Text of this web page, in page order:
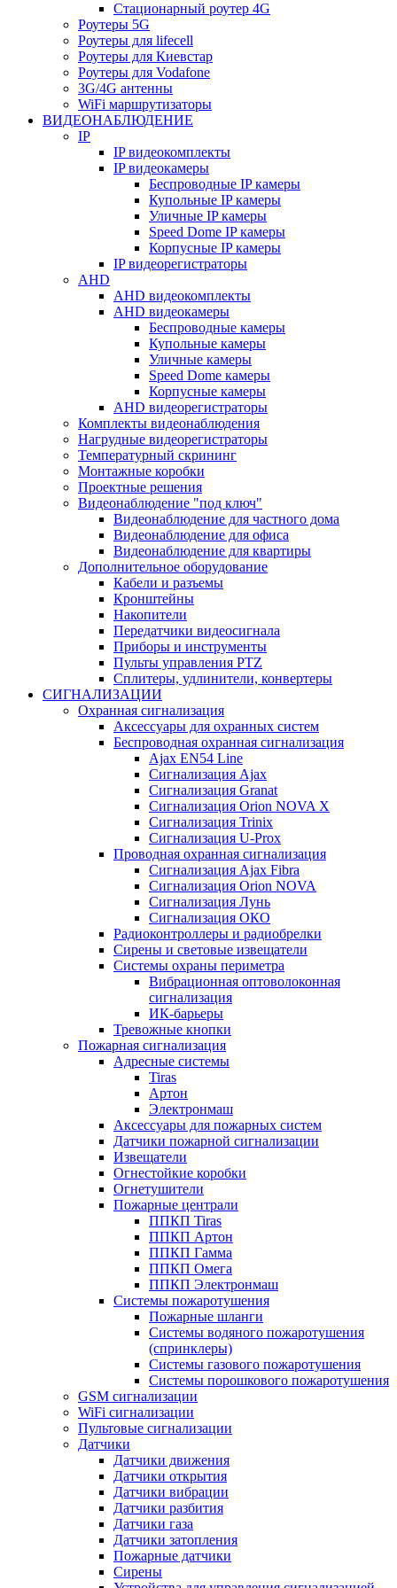
Стационарный роутер 4G
Роутеры 5G
Роутеры для lifecell
Роутеры для Киевстар
Роутеры для Vodafone
3G/4G антенны
WiFi маршрутизаторы
ВИДЕОНАБЛЮДЕНИЕ
IP
IP видеокомплекты
IP видеокамеры
Беспроводные IP камеры
Купольные IP камеры
Уличные IP камеры
Speed Dome IP камеры
Корпусные IP камеры
IP видеорегистраторы
AHD
AHD видеокомплекты
AHD видеокамеры
Беспроводные камеры
Купольные камеры
Уличные камеры
Speed Dome камеры
Корпусные камеры
AHD видеорегистраторы
Комплекты видеонаблюдения
Нагрудные видеорегистраторы
Температурный скрининг
Монтажные коробки
Проектные решения
Видеонаблюдение "под ключ"
Видеонаблюдение для частного дома
Видеонаблюдение для офиса
Видеонаблюдение для квартиры
Дополнительное оборудование
Кабели и разъемы
Кронштейны
Накопители
Передатчики видеосигнала
Приборы и инструменты
Пульты управления PTZ
Сплитеры, удлинители, конвертеры
СИГНАЛИЗАЦИИ
Охранная сигнализация
Аксессуары для охранных систем
Беспроводная охранная сигнализация
Ajax EN54 Line
Сигнализация Ajax
Сигнализация Granat
Сигнализация Orion NOVA X
Сигнализация Trinix
Сигнализация U-Prox
Проводная охранная сигнализация
Сигнализация Ajax Fibra
Сигнализация Orion NOVA
Сигнализация Лунь
Сигнализация ОКО
Радиоконтроллеры и радиобрелки
Сирены и световые извещатели
Системы охраны периметра
Вибрационная оптоволоконная
сигнализация
ИК-барьеры
Тревожные кнопки
Пожарная сигнализация
Адресные системы
Tiras
Артон
Электронмаш
Аксессуары для пожарных систем
Датчики пожарной сигнализации
Извещатели
Огнестойкие коробки
Огнетушители
Пожарные централи
ППКП Tiras
ППКП Артон
ППКП Гамма
ППКП Омега
ППКП Электронмаш
Системы пожаротушения
Пожарные шланги
Системы водяного пожаротушения
(спринклеры)
Системы газового пожаротушения
Системы порошкового пожаротушения
GSM сигнализации
WiFi сигнализации
Пультовые сигнализации
Датчики
Датчики движения
Датчики открытия
Датчики вибрации
Датчики разбития
Датчики газа
Датчики затопления
Пожарные датчики
Сирены